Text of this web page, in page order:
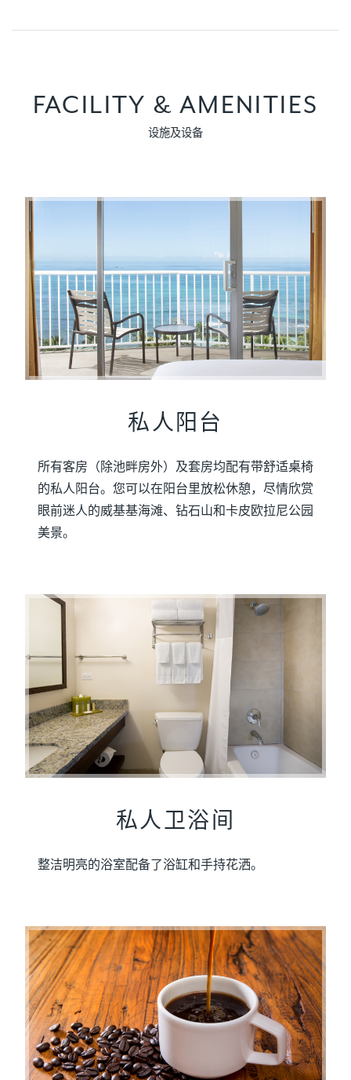
FACILITY & AMENITIES
设施及设备
私人阳台
所有客房（除池畔房外）及套房均配有带舒适桌椅
的私人阳台。您可以在阳台里放松休憩，尽情欣赏
眼前迷人的威基基海滩、钻石山和卡皮欧拉尼公园
美景。
私人卫浴间
整洁明亮的浴室配备了浴缸和手持花洒。